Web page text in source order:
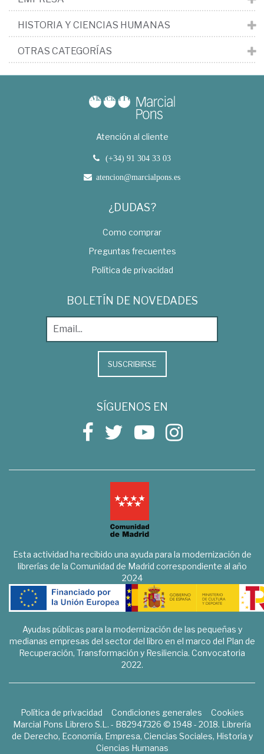
HISTORIA Y CIENCIAS HUMANAS
OTRAS CATEGORÍAS
Atención al cliente
(+34) 91 304 33 03
atencion@marcialpons.es
¿DUDAS?
Como comprar
Preguntas frecuentes
Política de privacidad
BOLETÍN DE NOVEDADES
SUSCRIBIRSE
SÍGUENOS EN
Esta actividad ha recibido una ayuda para la modernización de
librerías de la Comunidad de Madrid correspondiente al año
2024
Ayudas públicas para la modernización de las pequeñas y
medianas empresas del sector del libro en el marco del Plan de
Recuperación, Transformación y Resiliencia. Convocatoria
2022.
Política de privacidad Condiciones generales
Cookies
Marcial Pons Librero S.L. - B82947326 © 1948 - 2018. Librería
de Derecho, Economía, Empresa, Ciencias Sociales, Historia y
Ciencias Humanas